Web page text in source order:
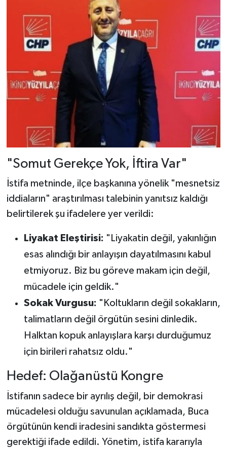
"Somut Gerekçe Yok, İftira Var"
İstifa metninde, ilçe başkanına yönelik "mesnetsiz
iddiaların" araştırılması talebinin yanıtsız kaldığı
belirtilerek şu ifadelere yer verildi:
Liyakat Eleştirisi: "Liyakatin değil, yakınlığın
esas alındığı bir anlayışın dayatılmasını kabul
etmiyoruz. Biz bu göreve makam için değil,
mücadele için geldik."
Sokak Vurgusu: "Koltukların değil sokakların,
talimatların değil örgütün sesini dinledik.
Halktan kopuk anlayışlara karşı durduğumuz
için birileri rahatsız oldu."
Hedef: Olağanüstü Kongre
İstifanın sadece bir ayrılış değil, bir demokrasi
mücadelesi olduğu savunulan açıklamada, Buca
örgütünün kendi iradesini sandıkta göstermesi
gerektiği ifade edildi. Yönetim, istifa kararıyla